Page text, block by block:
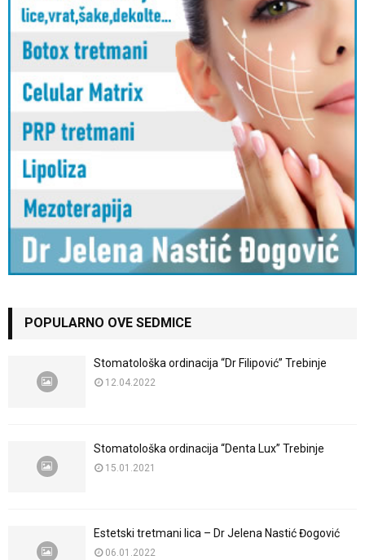
POPULARNO OVE SEDMICE
Stomatološka ordinacija “Dr Filipović” Trebinje
12.04.2022
Stomatološka ordinacija “Denta Lux” Trebinje
15.01.2021
Estetski tretmani lica – Dr Jelena Nastić Đogović
06.01.2022